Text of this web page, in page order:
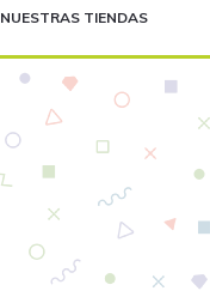
NUESTRAS TIENDAS